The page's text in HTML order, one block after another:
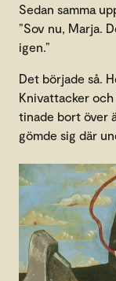
Sedan samma
”Sov nu, Marja.
igen.”
Det började så.
Knivattacker
tinade bort över
gömde sig där